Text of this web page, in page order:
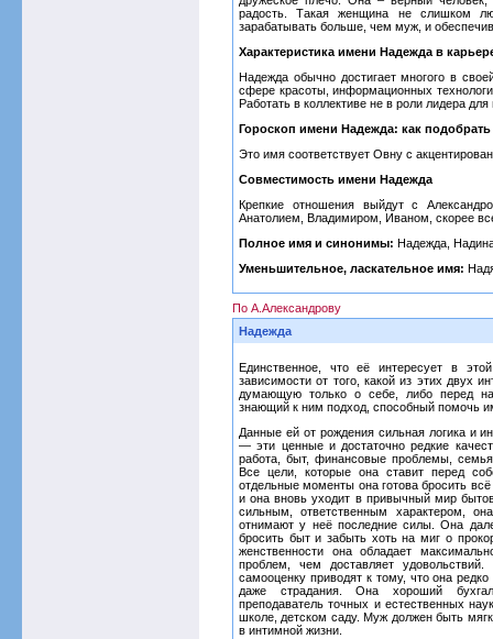
радость. Такая женщина не слишком
зарабатывать больше, чем муж, и
Характеристика имени Надежда в
Надежда обычно достигает многого в
сфере красоты, информационных
Работать в коллективе не в роли лидера
Гороскоп имени Надежда: как
Это имя соответствует Овну с
Совместимость имени Надежда
Крепкие отношения выйдут с
Анатолием, Владимиром, Иваном, скорее
Полное имя и синонимы: Надежда,
Уменьшительное, ласкательное имя:
По А.Александрову
Надежда
Единственное, что её интересует в
зависимости от того, какой из этих двух
думающую только о себе, либо перед
знающий к ним подход, способный помочь
Данные ей от рождения сильная логика и
— эти ценные и достаточно редкие
работа, быт, финансовые проблемы,
Все цели, которые она ставит перед
отдельные моменты она готова бросить
и она вновь уходит в привычный мир
сильным, ответственным характером,
отнимают у неё последние силы. Она
бросить быт и забыть хоть на миг о
женственности она обладает
проблем, чем доставляет
самооценку приводят к тому, что она
даже страдания. Она хороший
преподаватель точных и естественных
школе, детском саду. Муж должен быть
в интимной жизни.